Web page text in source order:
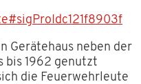
Gerätehaus neben der
bis 1962 genutzt
die Feuerwehrleute